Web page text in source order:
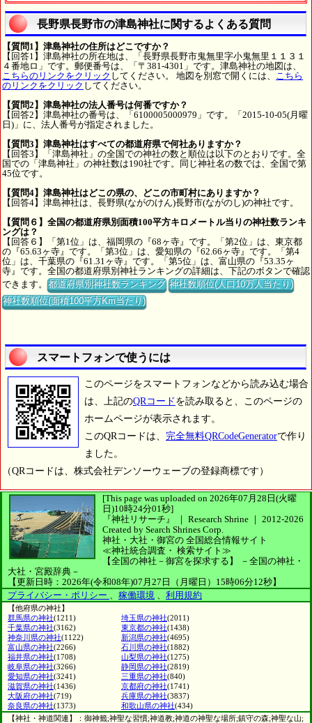
長野県長野市の津島神社に関するよくある質問
【質問1】津島神社の住所はどこですか？
【回答1】津島神社の所在地は、「長野県長野市鬼無里字小鬼無里１１３１
４番地ロ」です。郵便番号は、「〒381-4301」です。津島神社の地図は、
こちらのリンクをクリック してください。 地図を別窓で開くには、 こちら
のリンクをクリック してください。
【質問2】津島神社の法人番号は何番ですか？
【回答2】津島神社の番号は、「6100005000979」です。「2015-10-05(月曜
日)」に、法人番号が指定されました。
【質問3】津島神社はすべての都道府県で何社ありますか？
【回答3】「津島神社」の全国での神社の数と順位は以下のとおりです。全
国での「津島神社」の神社数は190社です。同じ神社名の数では、全国で第
45位です。
【質問4】津島神社はどこの県の、どこの市町村にありますか？
【回答4】津島神社は、長野県(ながのけん)長野市(ながのし)の神社です。
【質問６】全国の都道府県別面積100平方キロメートル当りの神社数ランキ
ングは？
【回答６】「第1位」は、福岡県の『68ヶ寺』です。「第2位」は、東京都
の『65.63ヶ寺』です。「第3位」は、愛知県の『62.66ヶ寺』です。「第4
位」は、千葉県の『61.31ヶ寺』です。「第5位」は、富山県の『53.35ヶ
寺』です。全国の都道府県別神社ランキングの詳細は、下記のボタンで確認
できます。都道府県別神社数ランキング 神社数順位(人口10万人当たり)
神社数順位(面積100平方Km当たり)
スマートフォンで使うには
このページをスマートフォンなどから読み込む場合
は、上記のQRコード を読み取ると、このページの
ホームページが表示されます。
このQRコードは、 完全無料QRCodeGeneratorで作り
ました。
（QRコードは、株式会社デンソーウェーブの登録商標です）
[This page was uploaded on 2026年07月28日(火曜
日)10時24分01秒]
『神社リサーチ』 ｜ Research Shrine ｜ 2012-2026
Created by Search Shrines Corp.
神社・大社・御宮の 全国総合情報サイト
≪神社統合調査・ 検索サイト≫
【全国の神社－御宮を探求する】
－全国の神社・
大社・宮殿辞典－
【更新日時：2026年(令和08年)07月27日（月曜日）15時06分12秒】
プライバシー・ポリシー 、 稼働環境 、 利用規約
【他府県の神社】
群馬県の神社(1211) 埼玉県の神社(2011)
千葉県の神社(3162) 東京都の神社(1438)
神奈川県の神社(1122) 新潟県の神社(4695)
富山県の神社(2266) 石川県の神社(1882)
福井県の神社(1708) 山梨県の神社(1275)
岐阜県の神社(3266) 静岡県の神社(2819)
愛知県の神社(3241) 三重県の神社(840)
滋賀県の神社(1436) 京都府の神社(1741)
大阪府の神社(719) 兵庫県の神社(3837)
奈良県の神社(1373) 和歌山県の神社(434)
【神社・神道関連】：御神籤;神聖な習慣;神道教;神道の神聖な場所;鎮守の森;神聖な山;